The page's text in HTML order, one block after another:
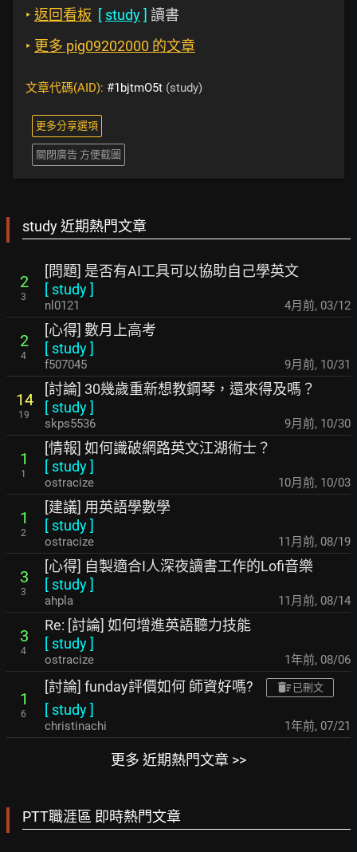
‣ 返回看板 [ study] 讀書
‣ 更多 pig09202000 的文章
文章代碼(AID): #1bjtmO5t (study)
更多分享選項
關閉廣告 方便截圖
study 近期熱門文章
2
3
[問題] 是否有AI工具可以協助自己學英文
[ study]
nl0121 4月前, 03/12
2
4
[心得] 數月上高考
[ study]
f507045 9月前, 10/31
14
19
[討論] 30幾歲重新想教鋼琴，還來得及嗎？
[ study]
skps5536 9月前, 10/30
1
1
[情報] 如何識破網路英文江湖術士？
[ study]
ostracize 10月前, 10/03
1
2
[建議] 用英語學數學
[ study]
ostracize 11月前, 08/19
3
3
[心得] 自製適合I人深夜讀書工作的Lofi音樂
[ study]
ahpla 11月前, 08/14
3
4
Re: [討論] 如何增進英語聽力技能
[ study]
ostracize 1年前, 08/06
1
6
[討論] funday評價如何 師資好嗎? 已刪文
[ study]
christinachi 1年前, 07/21
更多 近期熱門文章 >>
PTT職涯區 即時熱門文章